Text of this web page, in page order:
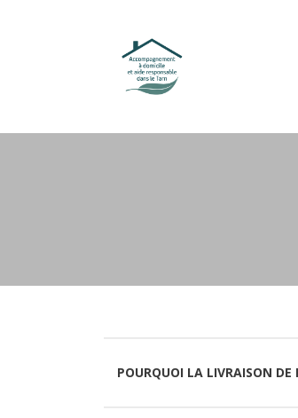
POURQUOI LA LIVRAISON DE